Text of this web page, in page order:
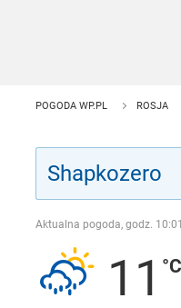
POGODA WP.PL ROSJA
Aktualna pogoda, godz. 10:01
11